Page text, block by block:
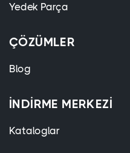
Yedek Parça
ÇÖZÜMLER
Blog
İNDIRME MERKEZI
Kataloglar